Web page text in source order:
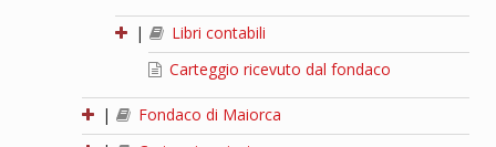
|
Libri contabili
Carteggio ricevuto dal fondaco
|
Fondaco di Maiorca